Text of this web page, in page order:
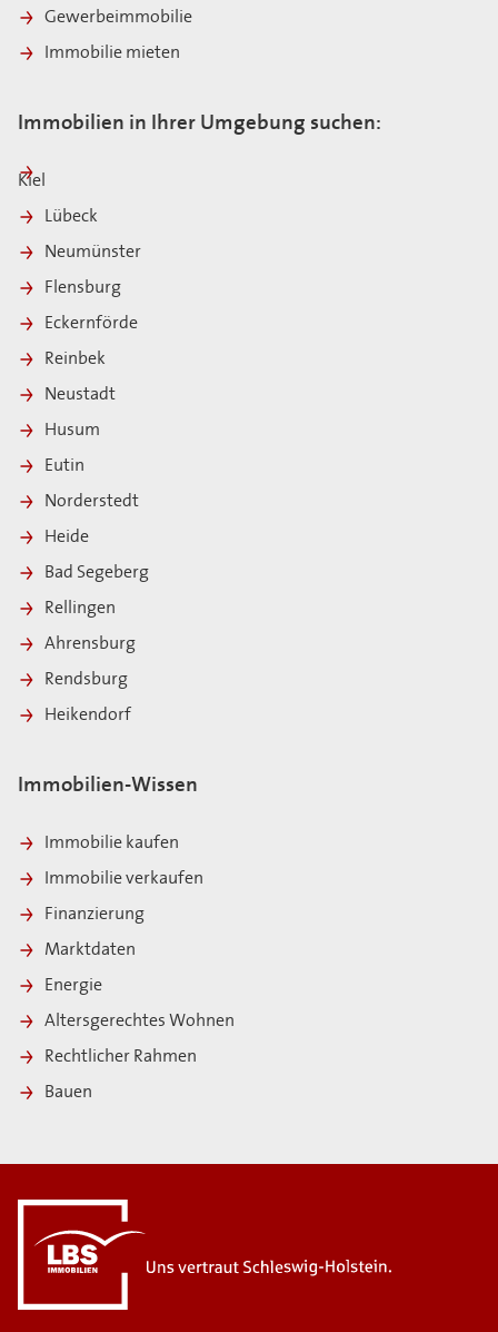
Gewerbeimmobilie
Immobilie mieten
Immobilien in Ihrer Umgebung suchen:
Kiel
Lübeck
Neumünster
Flensburg
Eckernförde
Reinbek
Neustadt
Husum
Eutin
Norderstedt
Heide
Bad Segeberg
Rellingen
Ahrensburg
Rendsburg
Heikendorf
Immobilien-Wissen
Immobilie kaufen
Immobilie verkaufen
Finanzierung
Marktdaten
Energie
Altersgerechtes Wohnen
Rechtlicher Rahmen
Bauen